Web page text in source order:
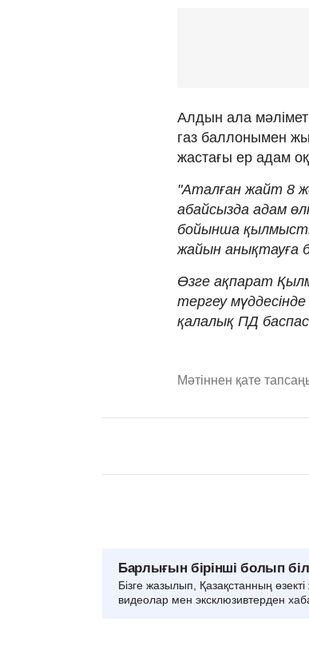
Алдын ала
газ баллонымен
жастағы ер адам
"Аталған жайт 8
абайсызда адам
бойынша
жайын анықтауға
Өзге ақпарат
тергеу
қалалық ПД
Мәтіннен қате
Барлығын бірінші болып
Бізге жазылып, Қазақстанның
видеолар мен эксклюзивтерден